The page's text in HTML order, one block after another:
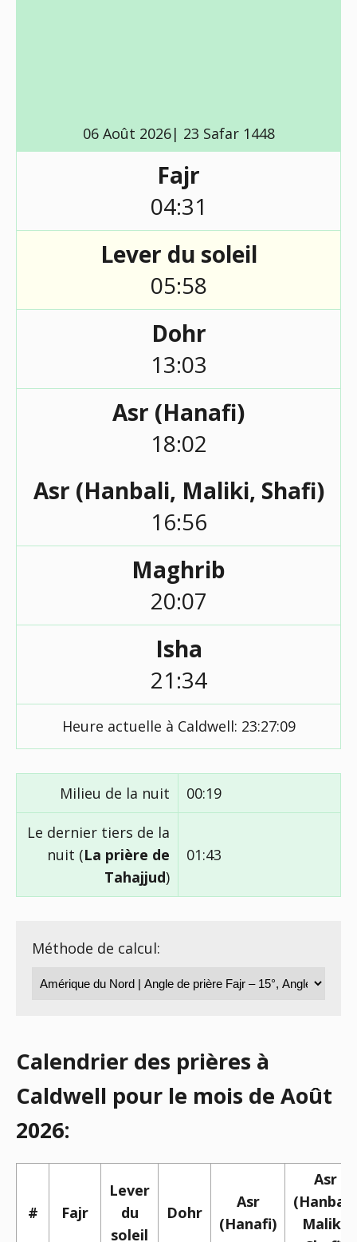
06 Août 2026| 23 Safar 1448
Fajr
04:31
Lever du soleil
05:58
Dohr
13:03
Asr (Hanafi)
18:02
Asr (Hanbali, Maliki, Shafi)
16:56
Maghrib
20:07
Isha
21:34
Heure actuelle à Caldwell: 23:27:09
Milieu de la nuit 00:19
Le dernier tiers de la
nuit (La prière de
Tahajjud)
01:43
Méthode de calcul:
Calendrier des prières à
Caldwell pour le mois de Août
2026:
# Fajr
Lever
du
soleil
Dohr
Asr
(Hanafi)
Asr
(Hanbali,
Maliki,